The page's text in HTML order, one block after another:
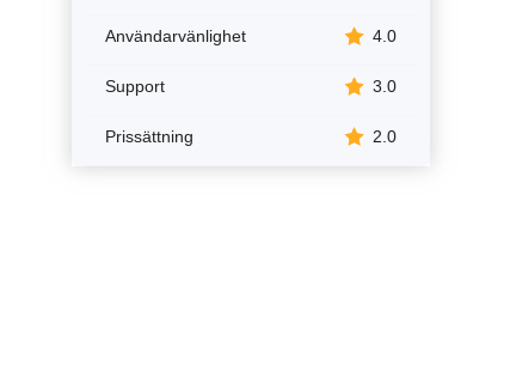
Användarvänlighet 4.0
Support 3.0
Prissättning 2.0